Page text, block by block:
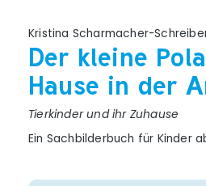
Kristina Scharmacher-
Der kleine
Hause in der
Tierkinder und ihr Zuhause
Ein Sachbilderbuch für Kinder